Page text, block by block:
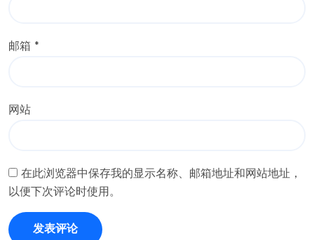
邮箱 *
网站
在此浏览器中保存我的显示名称、邮箱地址和网站地址，
以便下次评论时使用。